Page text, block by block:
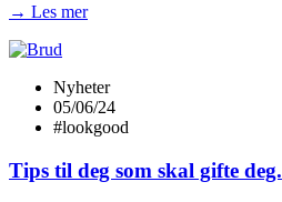
→ Les mer
Nyheter
05/06/24
#lookgood
Tips til deg som skal gifte deg.